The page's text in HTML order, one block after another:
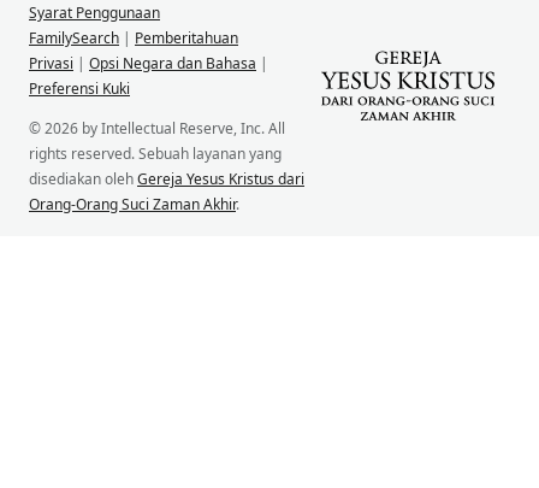
Syarat Penggunaan
FamilySearch | Pemberitahuan
Privasi | Opsi Negara dan Bahasa |
Preferensi Kuki
© 2026 by Intellectual Reserve, Inc. All
rights reserved. Sebuah layanan yang
disediakan olehGereja Yesus Kristus dari
Orang-Orang Suci Zaman Akhir.